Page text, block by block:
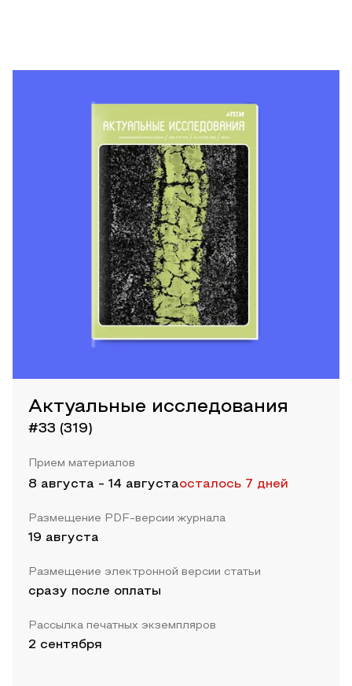
Актуальные исследования
#33 (319)
Прием материалов
8 августа - 14 августаосталось 7 дней
Размещение PDF-версии журнала
19 августа
Размещение электронной версии статьи
сразу после оплаты
Рассылка печатных экземпляров
2 сентября